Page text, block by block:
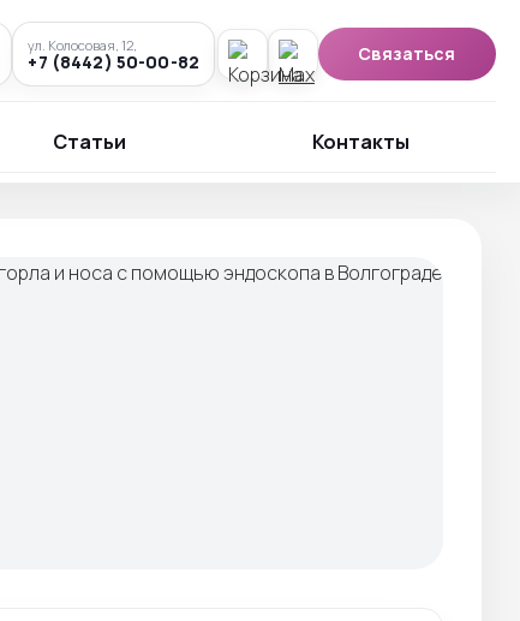
ул. Колосовая, 12,
+7 (8442) 50-00-82 Связаться
Статьи Контакты